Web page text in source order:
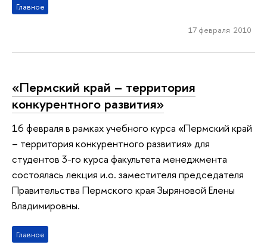
Главное
17 февраля 2010
«Пермский край – территория
конкурентного развития»
16 февраля в рамках учебного курса «Пермский край
– территория конкурентного развития» для
студентов 3-го курса факультета менеджмента
состоялась лекция и.о. заместителя председателя
Правительства Пермского края Зыряновой Елены
Владимировны.
Главное